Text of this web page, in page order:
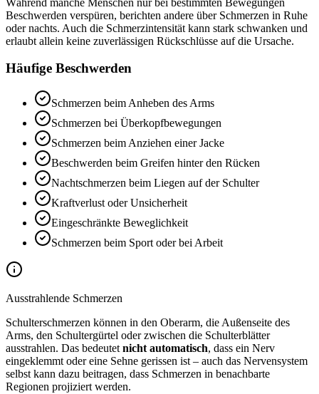
Beschwerden verspüren, berichten andere über Schmerzen in Ruhe
oder nachts. Auch die Schmerzintensität kann stark schwanken und
erlaubt allein keine zuverlässigen Rückschlüsse auf die Ursache.
Häufige Beschwerden
Schmerzen beim Anheben des Arms
Schmerzen bei Überkopfbewegungen
Schmerzen beim Anziehen einer Jacke
Beschwerden beim Greifen hinter den Rücken
Nachtschmerzen beim Liegen auf der Schulter
Kraftverlust oder Unsicherheit
Eingeschränkte Beweglichkeit
Schmerzen beim Sport oder bei Arbeit
Ausstrahlende Schmerzen
Schulterschmerzen können in den Oberarm, die Außenseite des
Arms, den Schultergürtel oder zwischen die Schulterblätter
ausstrahlen. Das bedeutet nicht automatisch, dass ein Nerv
eingeklemmt oder eine Sehne gerissen ist – auch das Nervensystem
selbst kann dazu beitragen, dass Schmerzen in benachbarte
Regionen projiziert werden.